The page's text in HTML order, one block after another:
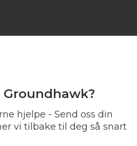
hjelpe - Send oss din
vi tilbake til deg så snart